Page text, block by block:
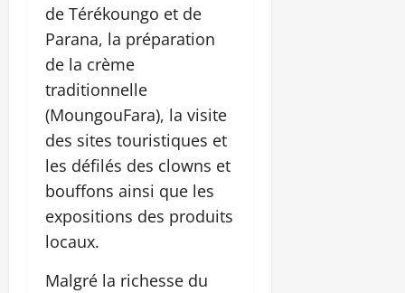
de Térékoungo et de
Parana, la préparation
de la crème
traditionnelle
(MoungouFara), la visite
des sites touristiques et
les défilés des clowns et
bouffons ainsi que les
expositions des produits
locaux.
Malgré la richesse du